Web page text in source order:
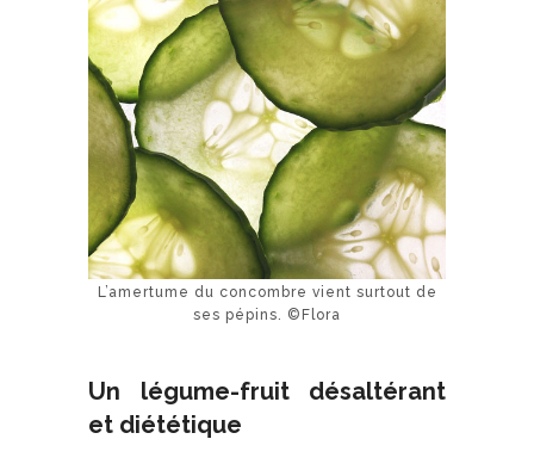
L’amertume du concombre vient surtout de
ses pépins. ©Flora
Un légume-fruit désaltérant
et diététique